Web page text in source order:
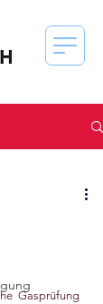
Gasprüfung